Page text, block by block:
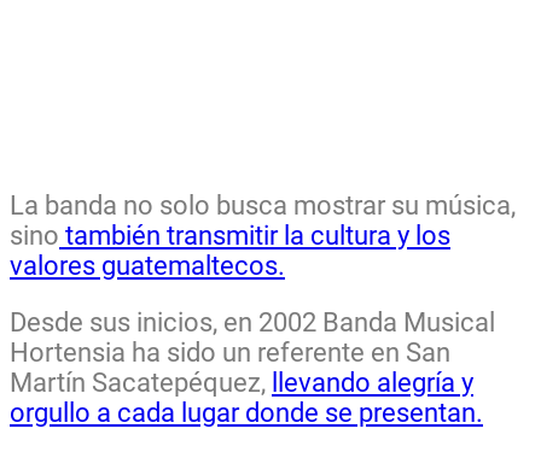
La banda no solo busca mostrar su música,
sino también transmitir la cultura y los
valores guatemaltecos.
Desde sus inicios, en 2002 Banda Musical
Hortensia ha sido un referente en San
Martín Sacatepéquez,
llevando alegría y
orgullo a cada lugar donde se presentan.